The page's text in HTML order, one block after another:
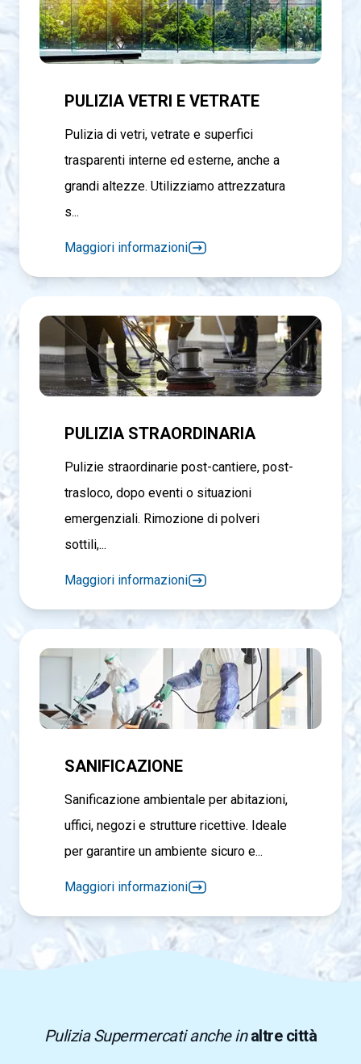
PULIZIA VETRI E VETRATE
Pulizia di vetri, vetrate e superfici
trasparenti interne ed esterne, anche a
grandi altezze. Utilizziamo attrezzatura
s...
Maggiori informazioni
PULIZIA STRAORDINARIA
Pulizie straordinarie post-cantiere, post-
trasloco, dopo eventi o situazioni
emergenziali. Rimozione di polveri
sottili,...
Maggiori informazioni
SANIFICAZIONE
Sanificazione ambientale per abitazioni,
uffici, negozi e strutture ricettive. Ideale
per garantire un ambiente sicuro e...
Maggiori informazioni
Pulizia Supermercati anche inaltre città